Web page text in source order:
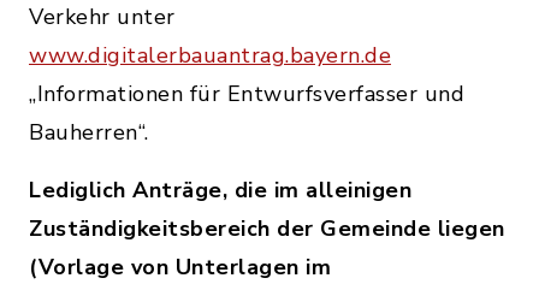
Verkehr unter
www.digitalerbauantrag.bayern.de
„Informationen für Entwurfsverfasser und
Bauherren“.
Lediglich Anträge, die im alleinigen
Zuständigkeitsbereich der Gemeinde liegen
(Vorlage von Unterlagen im